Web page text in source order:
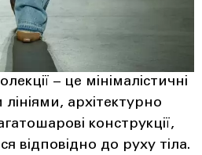
– це мінімалістичні
архітектурно
конструкції,
відповідно до руху тіла.